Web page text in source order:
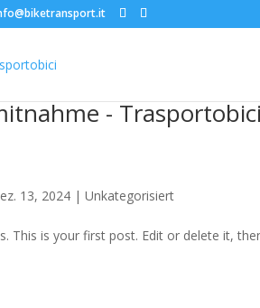
-
13, 2024 |Unkategorisiert
This is your first post. Edit or delete it,